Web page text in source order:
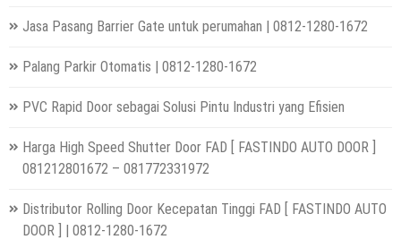
Jasa Pasang Barrier Gate untuk perumahan | 0812-1280-1672
Palang Parkir Otomatis | 0812-1280-1672
PVC Rapid Door sebagai Solusi Pintu Industri yang Efisien
Harga High Speed Shutter Door FAD [ FASTINDO AUTO DOOR ]
081212801672 – 081772331972
Distributor Rolling Door Kecepatan Tinggi FAD [ FASTINDO AUTO
DOOR ] | 0812-1280-1672